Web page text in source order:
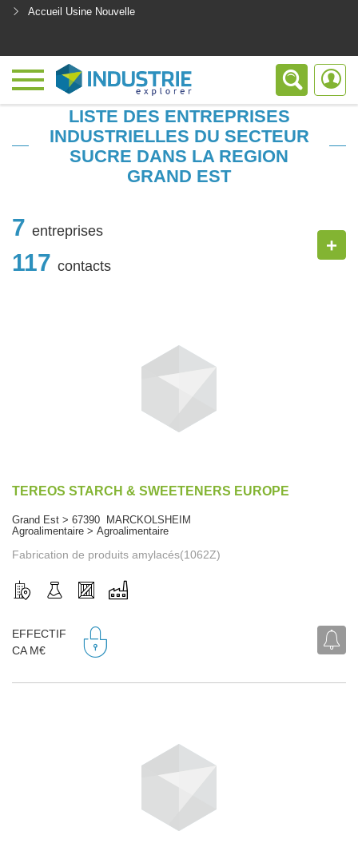
Accueil Usine Nouvelle
LISTE DES ENTREPRISES
INDUSTRIELLES DU SECTEUR
SUCRE DANS LA REGION
GRAND EST
7 entreprises
117 contacts
+
TEREOS STARCH & SWEETENERS EUROPE
Grand Est > 67390 MARCKOLSHEIM
Agroalimentaire > Agroalimentaire
Fabrication de produits amylacés(1062Z)
EFFECTIF
CA M€